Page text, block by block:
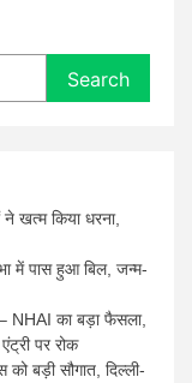
Search
ने खत्म किया धरना,
में पास हुआ बिल, जन्म-
का बड़ा फैसला,
पर रोक
बड़ी सौगात, दिल्ली-